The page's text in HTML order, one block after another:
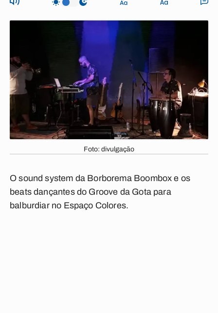
Foto: divulgação
O sound system da Borborema Boombox e os
beats dançantes do Groove da Gota para
balburdiar no Espaço Colores.